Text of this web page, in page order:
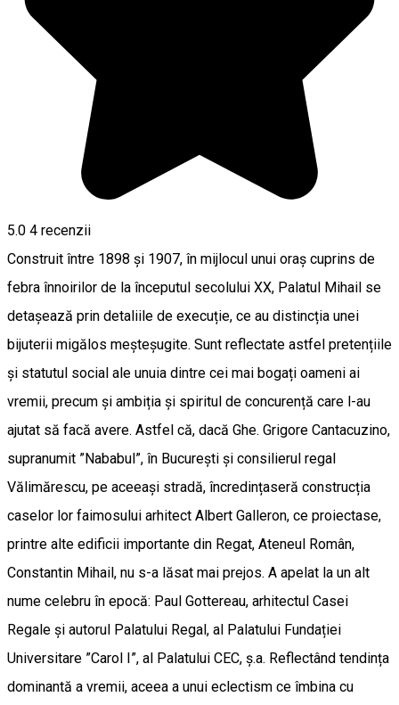
5.0 4 recenzii
Construit între 1898 și 1907, în mijlocul unui oraș cuprins de
febra înnoirilor de la începutul secolului XX, Palatul Mihail se
detașează prin detaliile de execuție, ce au distincția unei
bijuterii migălos meșteșugite. Sunt reflectate astfel pretențiile
și statutul social ale unuia dintre cei mai bogați oameni ai
vremii, precum și ambiția și spiritul de concurență care l-au
ajutat să facă avere. Astfel că, dacă Ghe. Grigore Cantacuzino,
supranumit ”Nababul”, în București și consilierul regal
Vălimărescu, pe aceeași stradă, încredințaseră construcția
caselor lor faimosului arhitect Albert Galleron, ce proiectase,
printre alte edificii importante din Regat, Ateneul Român,
Constantin Mihail, nu s-a lăsat mai prejos. A apelat la un alt
nume celebru în epocă: Paul Gottereau, arhitectul Casei
Regale și autorul Palatului Regal, al Palatului Fundației
Universitare ”Carol I”, al Palatului CEC, ș.a. Reflectând tendința
dominantă a vremii, aceea a unui eclectism ce îmbina cu